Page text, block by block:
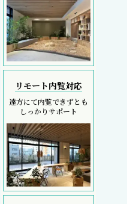
リモート内覧対応
遠方にて内覧できずとも
しっかりサポート